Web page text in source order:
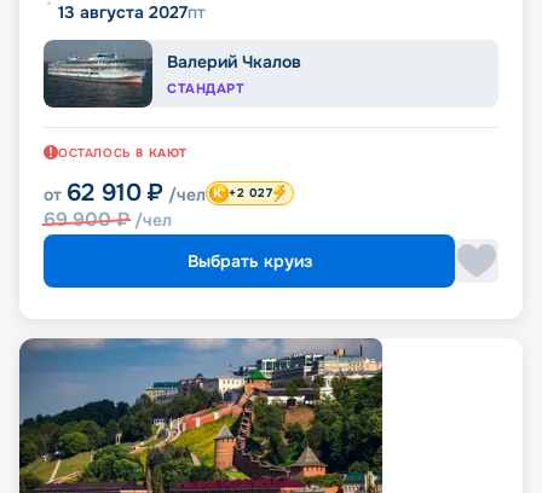
13 августа 2027пт
Валерий Чкалов
СТАНДАРТ
ОСТАЛОСЬ 8 КАЮТ
от 62 910 ₽ /чел
69 900₽ /чел
+2 027
Выбрать круиз